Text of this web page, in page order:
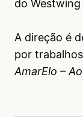
do
A direção é
por
AmarElo –